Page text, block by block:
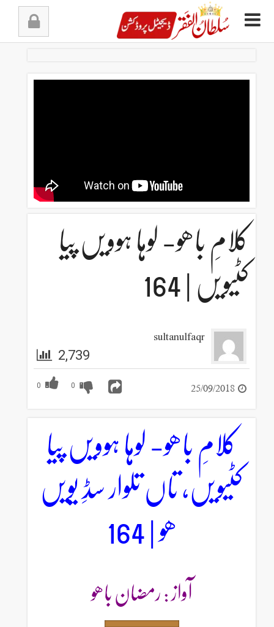
کلامِ باھو- لوہا ہوویں پیا
کٹیویں | 164
sultanulfaqr
2,739
0 0 25/09/2018
کلامِ باھو- لوہا ہوویں پیا
کٹیویں، تاں تلوار سڈِ یویں
ھو | 164
آواز : رمضان باھو